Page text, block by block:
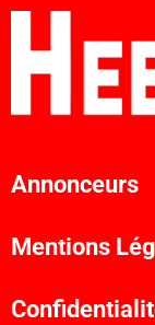
Annonceurs
Mentions